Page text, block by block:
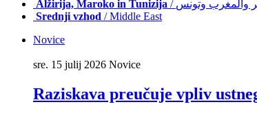
Alžirija, Maroko in Tunizija
والمغرب وتونس
Srednji vzhod / Middle East
Novice
sre. 15 julij 2026 Novice
Raziskava preučuje vpliv